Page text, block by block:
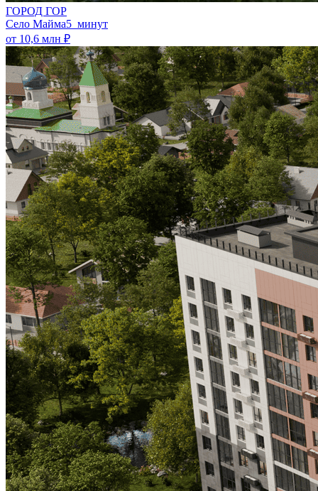
ГОРОД ГОР
Село Майма5 минут
от 10,6 млн ₽